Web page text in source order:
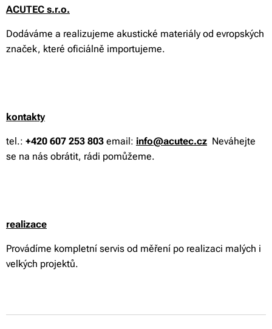
ACUTEC s.r.o.
Dodáváme a realizujeme akustické materiály od evropských
značek, které oficiálně importujeme.
kontakty
tel.: +420 607 253 803 email: info@acutec.cz Neváhejte
se na nás obrátit, rádi pomůžeme.
realizace
Provádíme kompletní servis od měření po realizaci malých i
velkých projektů.